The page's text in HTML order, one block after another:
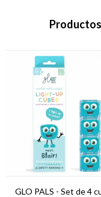
GLO PALS - Set de 4